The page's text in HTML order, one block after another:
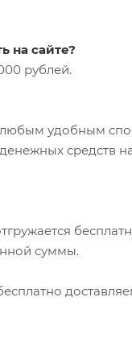
на сайте?
рублей.
любым удобным
средств
суммы.